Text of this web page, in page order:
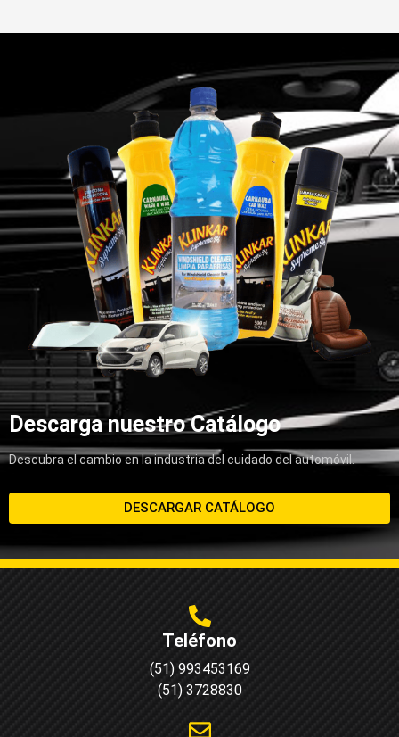
Descarga nuestro Catálogo
Descubra el cambio en la industria del cuidado del automóvil.
DESCARGAR CATÁLOGO
Teléfono
(51) 993453169
(51) 3728830